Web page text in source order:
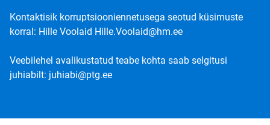
Kontaktisik korruptsiooniennetusega seotud küsimuste
korral: Hille Voolaid Hille.Voolaid@hm.ee
Veebilehel avalikustatud teabe kohta saab selgitusi
juhiabilt: juhiabi@ptg.ee